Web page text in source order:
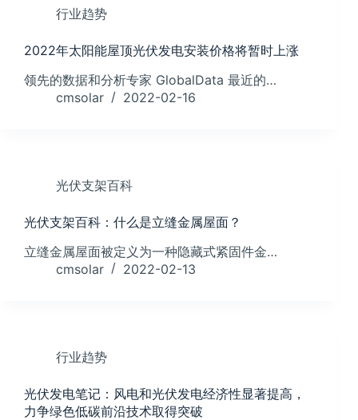
行业趋势
2022年太阳能屋顶光伏发电安装价格将暂时上涨
领先的数据和分析专家 GlobalData 最近的…
cmsolar
2022-02-16
光伏支架百科
光伏支架百科：什么是立缝金属屋面？
立缝金属屋面被定义为一种隐藏式紧固件金…
cmsolar
2022-02-13
行业趋势
光伏发电笔记：风电和光伏发电经济性显著提高，
力争绿色低碳前沿技术取得突破